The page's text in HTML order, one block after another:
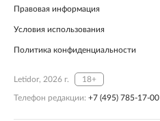
Правовая информация
Условия использования
Политика конфиденциальности
Letidor, 2026 г. 18+
Телефон редакции: +7 (495) 785-17-00